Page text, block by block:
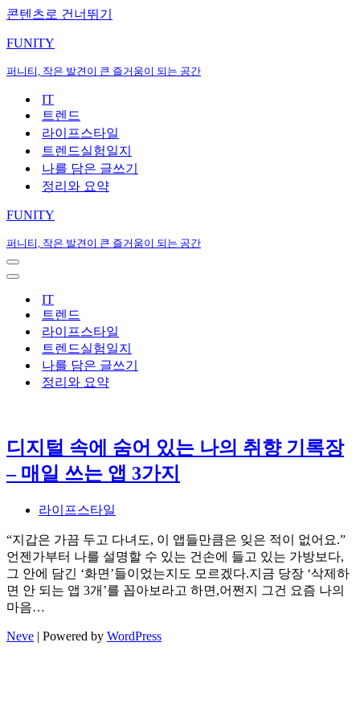
콘텐츠로 건너뛰기
FUNITY
퍼니티, 작은 발견이 큰 즐거움이 되는 공간
IT
트렌드
라이프스타일
트렌드실험일지
나를 담은 글쓰기
정리와 요약
FUNITY
퍼니티, 작은 발견이 큰 즐거움이 되는 공간
내
비
내
IT
트렌드
라이프스타일
트렌드실험일지
나를 담은 글쓰기
정리와 요약
디지털 속에 숨어 있는 나의 취향 기록장
– 매일 쓰는 앱 3가지
라이프스타일
“지갑은 가끔 두고 다녀도, 이 앱들만큼은 잊은 적이 없어요.”
언젠가부터 나를 설명할 수 있는 건손에 들고 있는 가방보다,
그 안에 담긴 ‘화면’들이었는지도 모르겠다.지금 당장 ‘삭제하
면 안 되는 앱 3개’를 꼽아보라고 하면,어쩐지 그건 요즘 나의
마음…
Neve | Powered by WordPress